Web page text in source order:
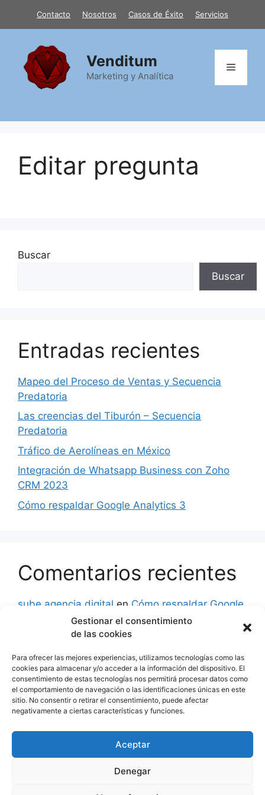
Gestionar el consentimiento
de las cookies
Para ofrecer las mejores experiencias, utilizamos tecnologías como las
cookies para almacenar y/o acceder a la información del dispositivo. El
consentimiento de estas tecnologías nos permitirá procesar datos como
el comportamiento de navegación o las identificaciones únicas en este
sitio. No consentir o retirar el consentimiento, puede afectar
negativamente a ciertas características y funciones.
Aceptar
Denegar
Contacto Nosotros Casos de Éxito Servicios
Venditum
Marketing y Analítica
Menú
Editar pregunta
Buscar
Buscar
Entradas recientes
Mapeo del Proceso de Ventas y Secuencia
Predatoria
Las creencias del Tiburón – Secuencia
Predatoria
Tráfico de Aerolíneas en México
Integración de Whatsapp Business con Zoho
CRM 2023
Cómo respaldar Google Analytics 3
Comentarios recientes
sube agencia digital en Cómo respaldar Google
Rápida
AbelenCursos de Google Analytics. Checklist
al buscar una escuela.